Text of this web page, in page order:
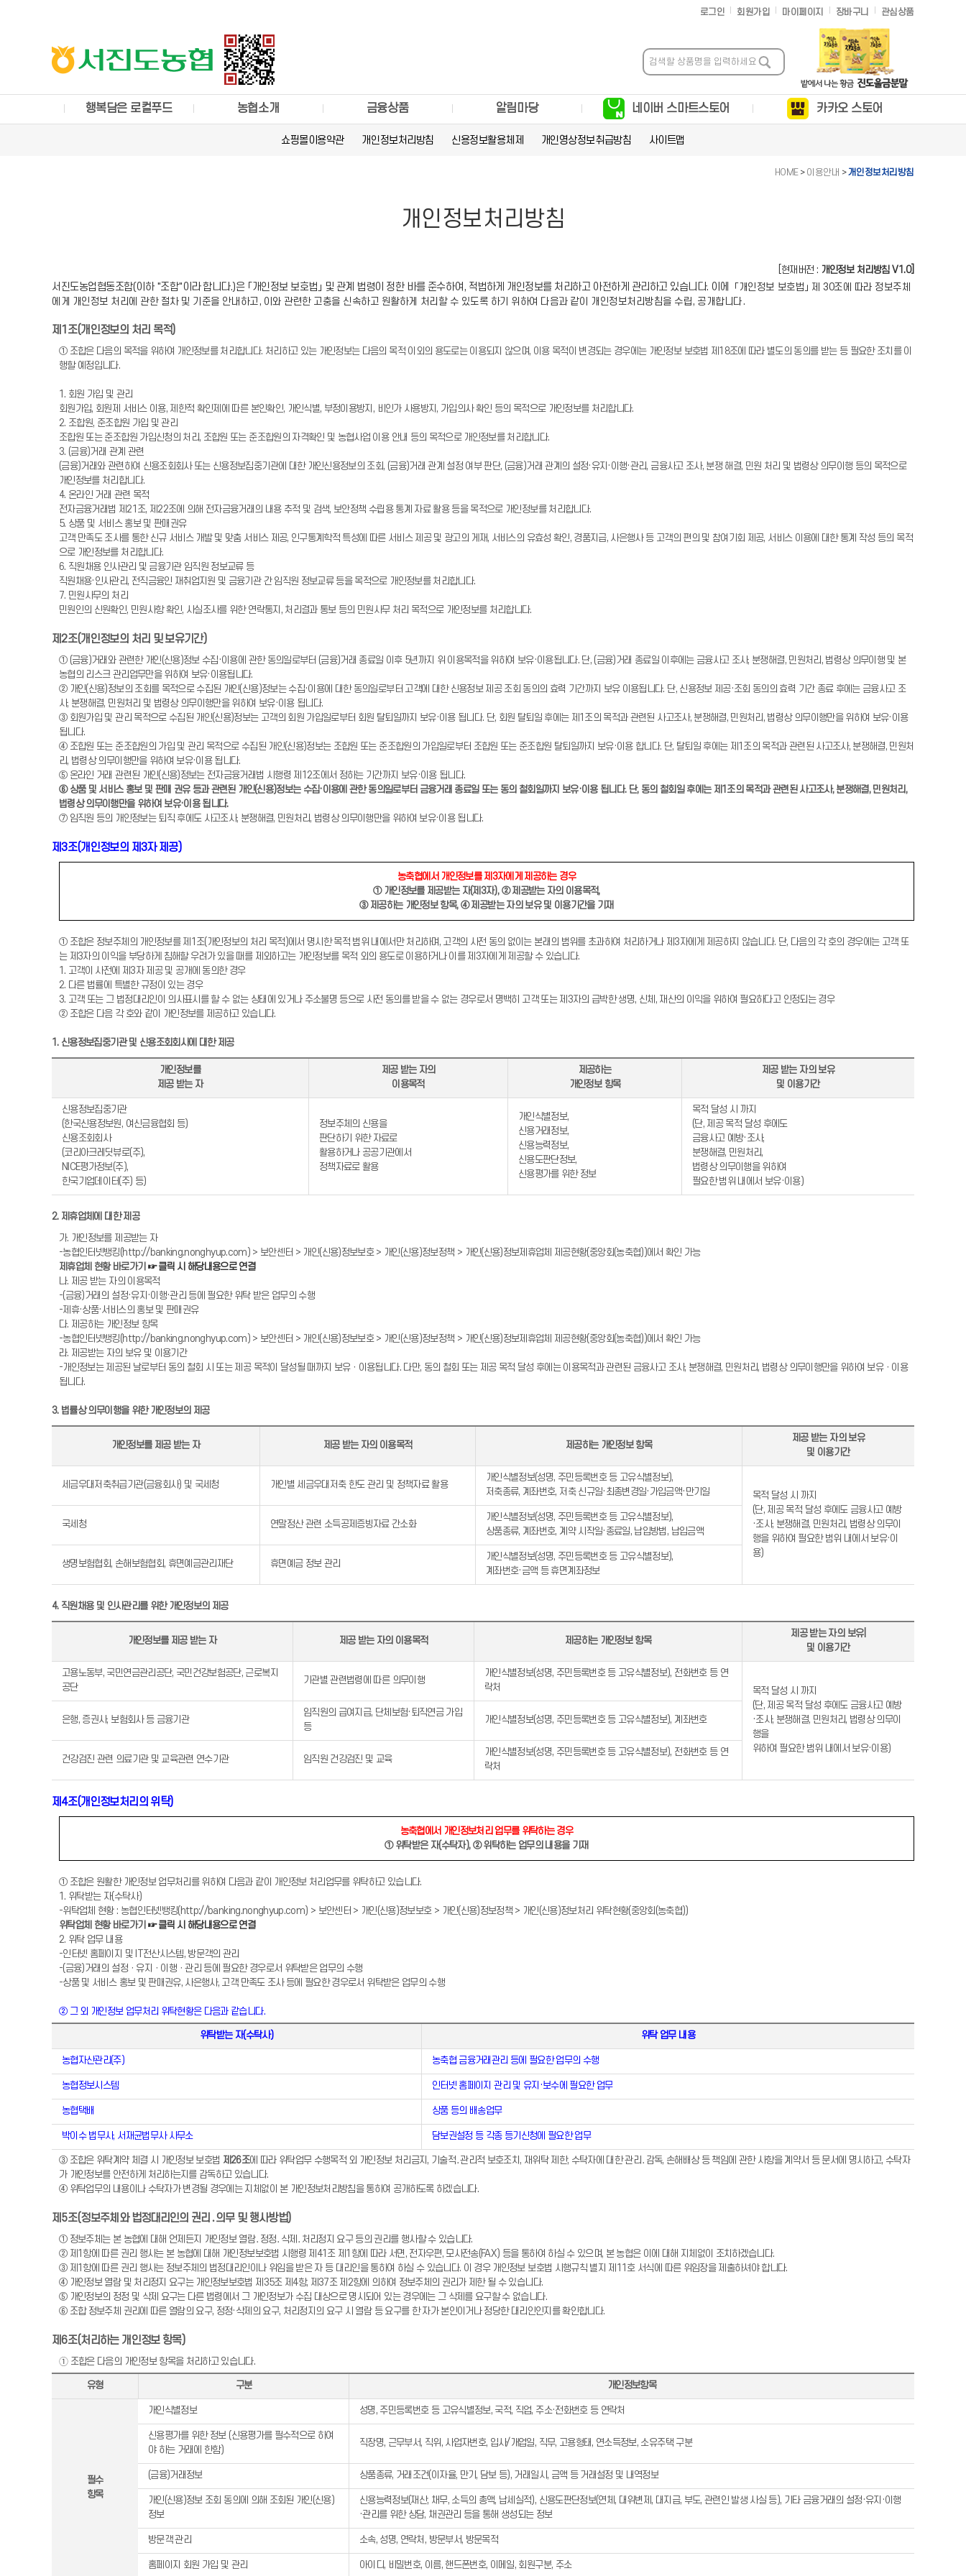
로그인 회원가입 마이페이지 장바구니 관심상품
행복담은 로컬푸드 농협소개 금융상품 알림마당 네이버 스마트스토어 카카오 스토어
쇼핑몰이용약관 개인정보처리방침 신용정보활용체제 개인영상정보취급방침 사이트맵
HOME> 이용안내 >개인정보처리방침
개인정보처리방침
[현재버전 : 개인정보 처리방침 V1.0]
서진도농업협동조합(이하 "조합"이라 합니다.)은 「개인정보 보호법」 및 관계 법령이 정한 바를 준수하여, 적법하게 개인정보를 처리하고 아전하게 관리하고 있습니다. 이에
「개인정보 보호법」 제 30조에 따라 정보주체
에게 개인정보 처리에 관한 절차 및 기준을 안내하고, 이와 관련한 고충을 신속하고 원활하게 처리할 수 있도록 하기 위하여 다음과 같이 개인정보처리방침을 수립, 공개합니다.
제1조(개인정보의 처리 목적)
① 조합은 다음의 목적을 위하여 개인정보를 처리합니다. 처리하고 있는 개인정보는 다음의 목적 이외의 용도로는 이용되지 않으며, 이용 목적이 변경되는 경우에는 개인정보 보호법 제18조에 따라 별도의 동의를 받는 등 필요한 조치를 이
행할 예정입니다.
1. 회원 가입 및 관리
회원가입, 회원제 서비스 이용, 제한적 확인제에 따른 본인확인, 개인식별, 부정이용방지, 비인가 사용방지, 가입의사 확인 등의 목적으로 개인정보를 처리합니다.
2. 조합원, 준조합원 가입 및 관리
조합원 또는 준조합원 가입신청의 처리, 조합원 또는 준조합원의 자격확인 및 농협사업 이용 안내 등의 목적으로 개인정보를 처리합니다.
3. (금융)거래 관계 관련
(금융)거래와 관련하여 신용조회회사 또는 신용정보집중기관에 대한 개인신용정보의 조회, (금융)거래 관계 설정 여부 판단, (금융)거래 관계의 설정·유지·이행·관리, 금융사고 조사, 분쟁 해결, 민원 처리 및 법령상 의무이행 등의 목적으로
개인정보를 처리합니다.
4. 온라인 거래 관련 목적
전자금융거래법 제21조, 제22조에 의해 전자금융거래의 내용 추적 및 검색, 보안정책 수립용 통계 자료 활용 등을 목적으로 개인정보를 처리합니다.
5. 상품 및 서비스 홍보 및 판매권유
고객 만족도 조사를 통한 신규 서비스 개발 및 맞춤 서비스 제공, 인구통계학적 특성에 따른 서비스 제공 및 광고의 게재, 서비스의 유효성 확인, 경품지급, 사은행사 등 고객의 편의 및 참여기회 제공, 서비스 이용에 대한 통계 작성 등의 목적
으로 개인정보를 처리합니다.
6. 직원채용 인사관리 및 금융기관 임직원 정보교류 등
직원채용·인사관리, 전직금융인 재취업지원 및 금융기관 간 임직원 정보교류 등을 목적으로 개인정보를 처리합니다.
7. 민원사무의 처리
민원인의 신원확인, 민원사항 확인, 사실조사를 위한 연락통지, 처리결과 통보 등의 민원사무 처리 목적으로 개인정보를 처리합니다.
제2조(개인정보의 처리 및 보유기간)
① (금융)거래와 관련한 개인(신용)정보 수집·이용에 관한 동의일로부터 (금융)거래 종료일 이후 5년까지 위 이용목적을 위하여 보유·이용됩니다. 단, (금융)거래 종료일 이후에는 금융사고 조사, 분쟁해결, 민원처리, 법령상 의무이행 및 본
농협의 리스크 관리업무만을 위하여 보유·이용됩니다.
② 개인(신용)정보의 조회를 목적으로 수집된 개인(신용)정보는 수집·이용에 대한 동의일로부터 고객에 대한 신용정보 제공 조회 동의의 효력 기간까지 보유 이용됩니다. 단, 신용정보 제공·조회 동의의 효력 기간 종료 후에는 금융사고 조
사, 분쟁해결, 민원처리 및 법령상 의무이행만을 위하여 보유·이용 됩니다.
③ 회원가입 및 관리 목적으로 수집된 개인(신용)정보는 고객의 회원 가입일로부터 회원 탈퇴일까지 보유·이용 됩니다. 단, 회원 탈퇴일 후에는 제1조의 목적과 관련된 사고조사, 분쟁해결, 민원처리, 법령상 의무이행만을 위하여 보유·이용
됩니다.
④ 조합원 또는 준조합원의 가입 및 관리 목적으로 수집된 개인(신용)정보는 조합원 또는 준조합원의 가입일로부터 조합원 또는 준조합원 탈퇴일까지 보유·이용 합니다. 단, 탈퇴일 후에는 제1조의 목적과 관련된 사고조사, 분쟁해결, 민원처
리, 법령상 의무이행만을 위하여 보유·이용 됩니다.
⑤ 온라인 거래 관련된 개인(신용)정보는 전자금융거래법 시행령 제12조에서 정하는 기간까지 보유·이용 됩니다.
⑥ 상품 및 서비스 홍보 및 판매 권유 등과 관련된 개인(신용)정보는 수집·이용에 관한 동의일로부터 금융거래 종료일 또는 동의 철회일까지 보유·이용 됩니다. 단, 동의 철회일 후에는 제1조의 목적과 관련된 사고조사, 분쟁해결, 민원처리,
법령상 의무이행만을 위하여 보유·이용 됩니다.
⑦ 임직원 등의 개인정보는 퇴직 후에도 사고조사, 분쟁해결, 민원처리, 법령상 의무이행만을 위하여 보유·이용 됩니다.
제3조(개인정보의 제3자 제공)
농축협에서 개인정보를 제3자에게 제공하는 경우
① 개인정보를 제공받는 자(제3자), ② 제공받는 자의 이용목적,
③ 제공하는 개인정보 항목, ④ 제공받는 자의 보유 및 이용기간을 기재
① 조합은 정보주체의 개인정보를 제1조(개인정보의 처리 목적)에서 명시한 목적 범위 내에서만 처리하며, 고객의 사전 동의 없이는 본래의 범위를 초과하여 처리하거나 제3자에게 제공하지 않습니다. 단, 다음의 각 호의 경우에는 고객 또
는 제3자의 이익을 부당하게 침해할 우려가 있을 때를 제외하고는 개인정보를 목적 외의 용도로 이용하거나 이를 제3자에게 제공할 수 있습니다.
1. 고객이 사전에 제3자 제공 및 공개에 동의한 경우
2. 다른 법률에 특별한 규정이 있는 경우
3. 고객 또는 그 법정대리인이 의사표시를 할 수 없는 상태에 있거나 주소불명 등으로 사전 동의를 받을 수 없는 경우로서 명백히 고객 또는 제3자의 급박한 생명, 신체, 재산의 이익을 위하여 필요하다고 인정되는 경우
② 조합은 다음 각 호와 같이 개인정보를 제공하고 있습니다.
1. 신용정보집중기관 및 신용조회회사에 대한 제공
개인정보를
제공 받는 자
제공 받는 자의
이용목적
제공하는
개인정보 항목
제공 받는 자의 보유
및 이용기간
신용정보집중기관
(한국신용정보원, 여신금융협회 등)
신용조회회사
(코리아크레딧뷰로(주),
NICE평가정보(주),
한국기업데이터(주) 등)
정보주체의 신용을
판단하기 위한 자료로
활용하거나 공공기관에서
정책자료로 활용
개인식별정보,
신용거래정보,
신용능력정보,
신용도판단정보,
신용평가를 위한 정보
목적 달성 시 까지
(단, 제공 목적 달성 후에도
금융사고 예방·조사,
분쟁해결, 민원처리,
법령상 의무이행을 위하여
필요한 범위 내에서 보유·이용)
2. 제휴업체에 대한 제공
가. 개인정보를 제공받는 자
-농협인터넷뱅킹(http://banking.nonghyup.com) > 보안센터 > 개인(신용)정보보호 > 개인(신용)정보정책 > 개인(신용)정보제휴업체 제공현황(중앙회(농축협))에서 확인 가능
제휴업체 현황 바로가기 ☞ 클릭 시 해당내용으로 연결
나. 제공 받는 자의 이용목적
-(금융)거래의 설정·유지·이행·관리 등에 필요한 위탁 받은 업무의 수행
-제휴·상품·서비스의 홍보 및 판매권유
다. 제공하는 개인정보 항목
-농협인터넷뱅킹(http://banking.nonghyup.com) > 보안센터 > 개인(신용)정보보호 > 개인(신용)정보정책 > 개인(신용)정보제휴업체 제공현황(중앙회(농축협))에서 확인 가능
라. 제공받는 자의 보유 및 이용기간
-개인정보는 제공된 날로부터 동의 철회 시 또는 제공 목적이 달성될 때까지 보유ㆍ이용됩니다. 다만, 동의 철회 또는 제공 목적 달성 후에는 이용목적과 관련된 금융사고 조사, 분쟁해결, 민원처리, 법령상 의무이행만을 위하여 보유ㆍ이용
됩니다.
3. 법률상 의무이행을 위한 개인정보의 제공
개인정보를 제공 받는 자 제공 받는 자의 이용목적 제공하는 개인정보 항목
제공 받는 자의 보유
및 이용기간
세금우대저축취급기관(금융회사) 및 국세청 개인별 세금우대저축 한도 관리 및 정책자료 활용
개인식별정보(성명, 주민등록번호 등 고유식별정보),
저축종류, 계좌번호, 저축 신규일·최종변경일·가입금액·만기일
목적 달성 시 까지
(단, 제공 목적 달성 후에도 금융사고 예방
·조사, 분쟁해결, 민원처리, 법령상 의무이
행을 위하여 필요한 범위 내에서 보유·이
용)
국세청 연말정산 관련 소득공제증빙자료 간소화
개인식별정보(성명, 주민등록번호 등 고유식별정보),
상품종류, 계좌번호, 계약 시작일·종료일, 납입방법, 납입금액
생명보험협회, 손해보험협회, 휴면예금관리재단 휴면예금 정보 관리
개인식별정보(성명, 주민등록번호 등 고유식별정보),
계좌번호·금액 등 휴면계좌정보
4. 직원채용 및 인사관리를 위한 개인정보의 제공
개인정보를 제공 받는 자 제공 받는 자의 이용목적 제공하는 개인정보 항목
제공 받는 자의 보유|
및 이용기간
고용노동부, 국민연금관리공단, 국민건강보험공단, 근로복지
공단
기관별 관련법령에 따른 의무이행
개인식별정보(성명, 주민등록번호 등 고유식별정보), 전화번호 등 연
락처
목적 달성 시 까지
(단, 제공 목적 달성 후에도 금융사고 예방
·조사, 분쟁해결, 민원처리, 법령상 의무이
행을
위하여 필요한 범위 내에서 보유·이용)
은행, 증권사, 보험회사 등 금융기관
임직원의 급여지급, 단체보험·퇴직연금 가입
등
개인식별정보(성명, 주민등록번호 등 고유식별정보), 계좌번호
건강검진 관련 의료기관 및 교육관련 연수기관 임직원 건강검진 및 교육
개인식별정보(성명, 주민등록번호 등 고유식별정보), 전화번호 등 연
락처
제4조(개인정보처리의 위탁)
농축협에서 개인정보처리 업무를 위탁하는 경우
① 위탁받은 자(수탁자), ② 위탁하는 업무의 내용을 기재
① 조합은 원활한 개인정보 업무처리를 위하여 다음과 같이 개인정보 처리업무를 위탁하고 있습니다.
1. 위탁받는 자(수탁사)
-위탁업체 현황 : 농협인터넷뱅킹(http://banking.nonghyup.com) > 보안센터 > 개인(신용)정보보호 > 개인(신용)정보정책 > 개인(신용)정보처리 위탁현황(중앙회(농축협))
위탁업체 현황 바로가기 ☞ 클릭 시 해당내용으로 연결
2. 위탁 업무 내용
-인터넷 홈페이지 및 IT전산시스템, 방문객의 관리
-(금융)거래의 설정ㆍ유지ㆍ이행ㆍ관리 등에 필요한 경우로서 위탁받은 업무의 수행
-상품 및 서비스 홍보 및 판매권유, 사은행사, 고객 만족도 조사 등에 필요한 경우로서 위탁받은 업무의 수행
② 그 외 개인정보 업무처리 위탁현황은 다음과 같습니다.
위탁받는 자(수탁사) 위탁 업무 내용
농협자산관리(주) 농축협 금융거래관리 등에 필요한 업무의 수행
농협정보시스템 인터넷 홈페이지 관리 및 유지·보수에 필요한 업무
농협택배 상품 등의 배송업무
박이수 법무사, 서재균법무사 사무소 담보권설정 등 각종 등기신청에 필요한 업무
③ 조합은 위탁계약 체결 시 개인정보 보호법 제26조에 따라 위탁업무 수행목적 외 개인정보 처리금지, 기술적․관리적 보호조치, 재위탁 제한, 수탁자에 대한 관리․감독, 손해배상 등 책임에 관한 사항을 계약서 등 문서에 명시하고, 수탁자
가 개인정보를 안전하게 처리하는지를 감독하고 있습니다.
④ 위탁업무의 내용이나 수탁자가 변경될 경우에는 지체없이 본 개인정보처리방침을 통하여 공개하도록 하겠습니다.
제5조(정보주체와 법정대리인의 권리․의무 및 행사방법)
① 정보주체는 본 농협에 대해 언제든지 개인정보 열람․정정․삭제․처리정지 요구 등의 권리를 행사할 수 있습니다.
② 제1항에 따른 권리 행사는 본 농협에 대해 개인정보보호법 시행령 제41조 제1항에 따라 서면, 전자우편, 모사전송(FAX) 등을 통하여 하실 수 있으며, 본 농협은 이에 대해 지체없이 조치하겠습니다.
③ 제1항에 따른 권리 행사는 정보주체의 법정대리인이나 위임을 받은 자 등 대리인을 통하여 하실 수 있습니다. 이 경우 개인정보 보호법 시행규칙 별지 제11호 서식에 따른 위임장을 제출하셔야 합니다.
④ 개인정보 열람 및 처리정지 요구는 개인정보보호법 제35조 제4항, 제37조 제2항에 의하여 정보주체의 권리가 제한 될 수 있습니다.
⑤ 개인정보의 정정 및 삭제 요구는 다른 법령에서 그 개인정보가 수집 대상으로 명시되어 있는 경우에는 그 삭제를 요구할 수 없습니다.
⑥ 조합 정보주체 권리에 따른 열람의 요구, 정정·삭제의 요구, 처리정지의 요구 시 열람 등 요구를 한 자가 본인이거나 정당한 대리인인지를 확인합니다.
제6조(처리하는 개인정보 항목)
➀ 조합은 다음의 개인정보 항목을 처리하고 있습니다.
유형 구분 개인정보항목
필수
항목
개인식별정보 성명, 주민등록번호 등 고유식별정보, 국적, 직업, 주소·전화번호 등 연락처
신용평가를 위한 정보 (신용평가를 필수적으로 하여
야 하는 거래에 한함)
직장명, 근무부서, 직위, 사업자번호, 입사/개업일, 직무, 고용형태, 연소득정보, 소유주택 구분
(금융)거래정보 상품종류, 거래조건(이자율, 만기, 담보 등), 거래일시, 금액 등 거래설정 및 내역정보
개인(신용)정보 조회 동의에 의해 조회된 개인(신용)
정보
신용능력정보(재산, 채무, 소득의 총액, 납세실적), 신용도판단정보(연체, 대위변제, 대지급, 부도, 관련인 발생 사실 등), 기타 금융거래의 설정·유지·이행
·관리를 위한 상담, 채권관리 등을 통해 생성되는 정보
방문객 관리 소속, 성명, 연락처, 방문부서, 방문목적
홈페이지 회원 가입 및 관리 아이디, 비밀번호, 이름, 핸드폰번호, 이메일, 회원구분, 주소